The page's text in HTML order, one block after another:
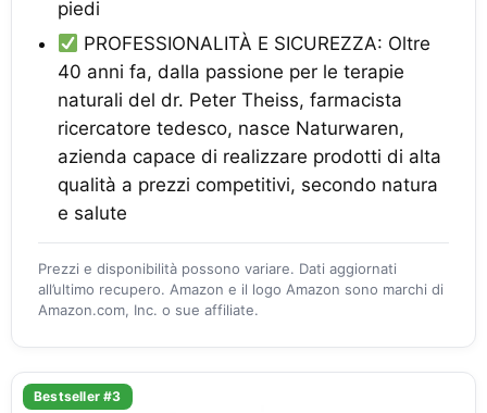
piedi
PROFESSIONALITÀ E SICUREZZA: Oltre
40 anni fa, dalla passione per le terapie
naturali del dr. Peter Theiss, farmacista
ricercatore tedesco, nasce Naturwaren,
azienda capace di realizzare prodotti di alta
qualità a prezzi competitivi, secondo natura
e salute
Prezzi e disponibilità possono variare. Dati aggiornati
all’ultimo recupero. Amazon e il logo Amazon sono marchi di
Amazon.com, Inc. o sue affiliate.
Bestseller #3